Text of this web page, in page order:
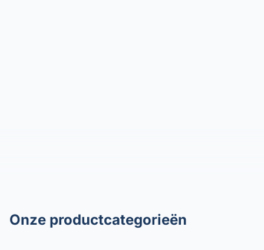
Onze productcategorieën